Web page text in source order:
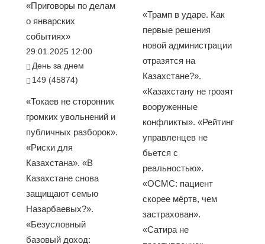
«Приговоры по делам
о январских
событиях»
29.01.2025 12:00
День за днем
149 (45874)
«Токаев не сторонник
громких увольнений и
публичных разборок».
«Риски для
Казахстана». «В
Казахстане снова
защищают семью
Назарбаевых?».
«Безусловный
базовый доход:
«Трамп в ударе. Как
первые решения
новой администрации
отразятся на
Казахстане?».
«Казахстану не грозят
вооруженные
конфликты». «Рейтинг
управленцев не
бьется с
реальностью».
«ОСМС: пациент
скорее мёртв, чем
застрахован».
«Сатира не